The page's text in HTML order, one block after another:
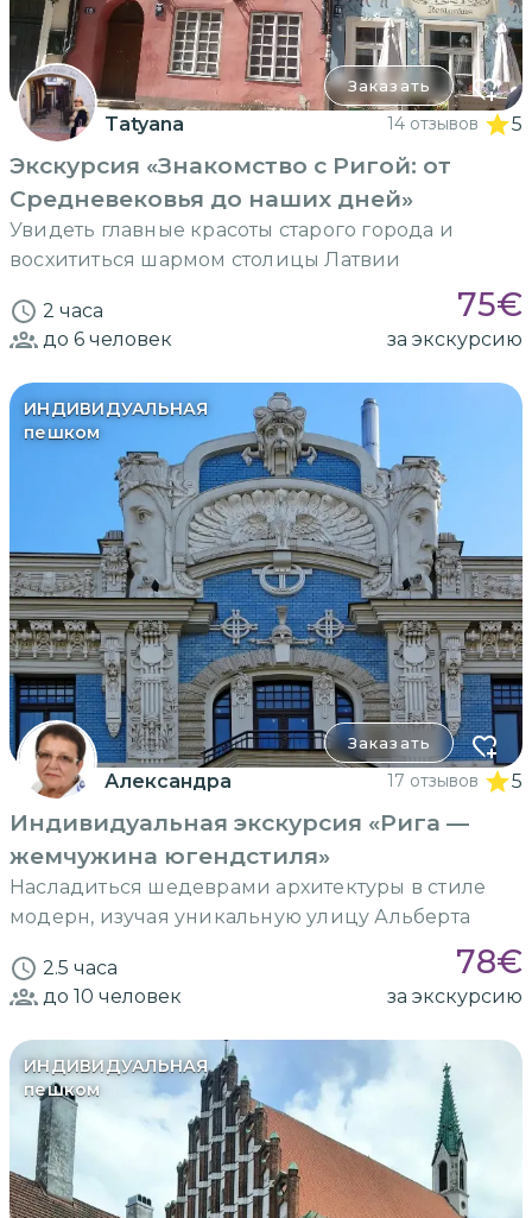
Заказать
Tatyana 14 отзывов 5
Экскурсия «Знакомство с Ригой: от
Средневековья до наших дней»
Увидеть главные красоты старого города и
восхититься шармом столицы Латвии
2 часа 75€
до 6 человек за экскурсию
ИНДИВИДУАЛЬНАЯ
пешком
Заказать
Александра 17 отзывов 5
Индивидуальная экскурсия «Рига —
жемчужина югендстиля»
Насладиться шедеврами архитектуры в стиле
модерн, изучая уникальную улицу Альберта
2.5 часа 78€
до 10 человек за экскурсию
ИНДИВИДУАЛЬНАЯ
пешком